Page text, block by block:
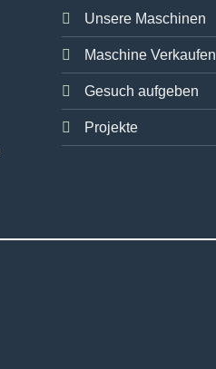
Unsere Maschinen
Maschine Verkaufen
Gesuch aufgeben
Projekte